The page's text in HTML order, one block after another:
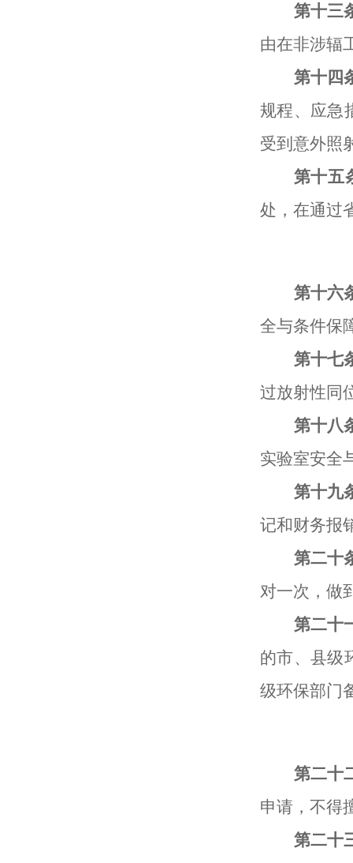
第十三
由在非涉辐
第十 四
规程、 应急
受到 意外照
第十五
处 ， 在通过
第十六
全与条件保
第十七
过放射性同
第十八
实验室安全
第十九
记和财务报
第二十
对一次 ， 做
第二十
的市、县级
级环保部门
第二十
申请，不得
第二十